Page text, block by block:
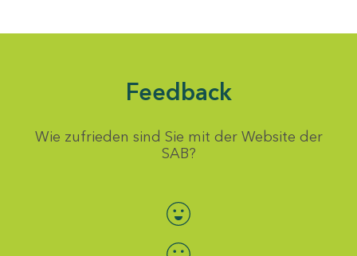
Feedback
Wie zufrieden sind Sie mit der Website der
SAB?
Bewertung auswählen